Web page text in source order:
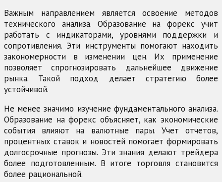
Важным направлением является освоение методов
технического анализа. Образование на форекс учит
работать с индикаторами, уровнями поддержки и
сопротивления. Эти инструменты помогают находить
закономерности в изменении цен. Их применение
позволяет спрогнозировать дальнейшее движение
рынка. Такой подход делает стратегию более
устойчивой.
Не менее значимо изучение фундаментального анализа.
Образование на форекс объясняет, как экономические
события влияют на валютные пары. Учет отчетов,
процентных ставок и новостей помогает формировать
долгосрочные прогнозы. Эти знания делают трейдера
более подготовленным. В итоге торговля становится
более рациональной.